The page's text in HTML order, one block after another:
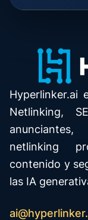
Hyperlinker.ai
Netlinking,
netlinking
contenido y
las IA